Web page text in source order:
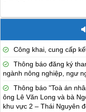
Công khai, cung cấp
Thông báo đăng ký
ngành nông nghiệp, ngư
Thông báo "Toà án
ông Lê Văn Long và bà
khu vực 2 – Thái Nguyên